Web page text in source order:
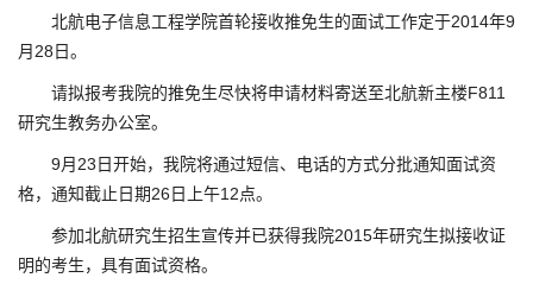
北航电子信息工程学院首轮接收推免生的面试工作定于2014年9
月 28 日。
请拟报考我院的推免生尽快将申请材料寄送至北航新主楼F811
研究生教务办公室。
9月23 日开始，我院将通过短信、电话的方式分批通知面试资
格，通知截止日期26 日上午12点。
参加北航研究生招生宣传并已获得我院2015年研究生拟接收证
明的考生，具有面试资格。